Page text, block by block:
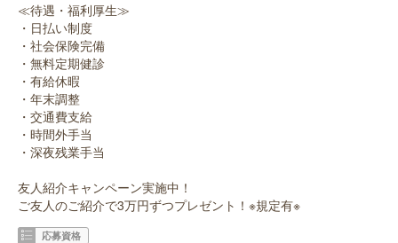
≪待遇・福利厚生≫
・日払い制度
・社会保険完備
・無料定期健診
・有給休暇
・年末調整
・交通費支給
・時間外手当
・深夜残業手当
友人紹介キャンペーン実施中！
ご友人のご紹介で3万円ずつプレゼント！※規定有※
応募資格